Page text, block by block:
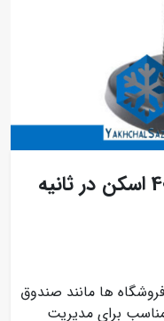
ها مانند صندوق
برای مدیریت